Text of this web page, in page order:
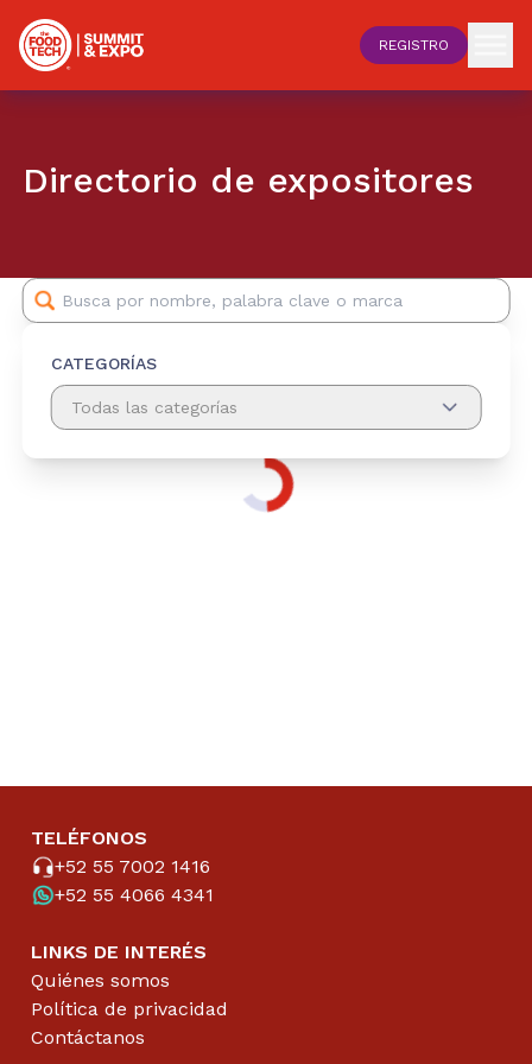
REGISTRO
Directorio de expositores
CATEGORÍAS
Todas las categorías
TELÉFONOS
+52 55 7002 1416
+52 55 4066 4341
LINKS DE INTERÉS
Quiénes somos
Política de privacidad
Contáctanos